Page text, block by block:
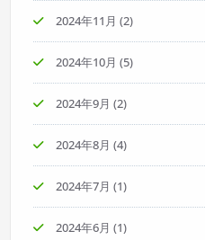
2024年11月 (2)
2024年10月 (5)
2024年9月 (2)
2024年8月 (4)
2024年7月 (1)
2024年6月 (1)